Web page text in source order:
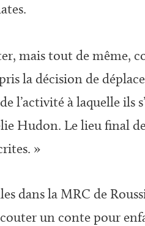
mais tout de même,
la décision de
l’activité à laquelle ils
Hudon. Le lieu final
»
dans la MRC de
un conte pour